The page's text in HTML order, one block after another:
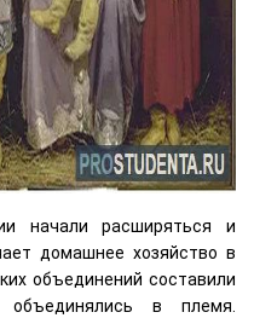
начали расширяться и
домашнее хозяйство в
объединений составили
в племя.